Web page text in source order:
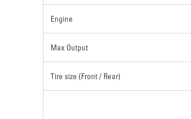
Engine
Max Output
Tire size (Front / Rear)